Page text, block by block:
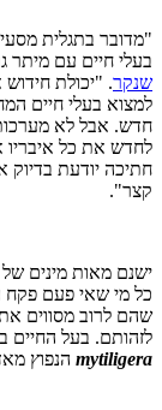
"מדובר בתגלית
בעלי חיים עם מיתר
שנקר. "יכולת חידוש
למצוא בעלי חיים
חדש. אבל לא
לחדש את כל איבריו
חתיכה יודעת בדיוק
קצר".
ישנם מאות מינים
כל מי שאי פעם פקח
שהם לרוב מסווים
לזהותם. בעל החיים
mytiligera הנפוץ